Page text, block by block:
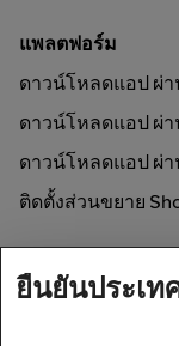
แพลตฟอร์ม
ดาวน์โหลดแอป ผ่า
ดาวน์โหลดแอป ผ่า
ดาวน์โหลดแอป ผ่า
ติดตั้งส่วนขยาย
ช้อปออนไลน์และรั
ยืนยันประเ